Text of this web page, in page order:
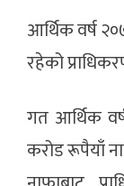
आर्थिक वर्ष
रहेको
गत आर्थिक
करोड रूपैयाँ